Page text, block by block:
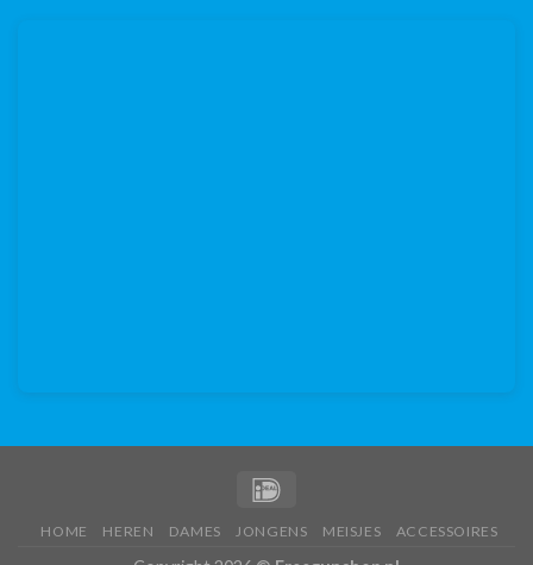
HOME HEREN DAMES JONGENS MEISJES ACCESSOIRES